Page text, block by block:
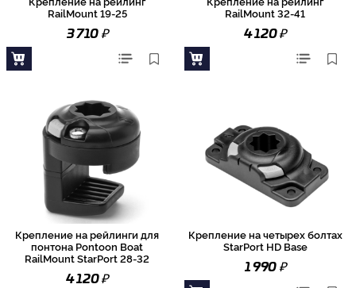
RailMount 19-25
3 710₽
RailMount 32-41
4 120₽
Крепление на рейлинги для
понтона Pontoon Boat
RailMount StarPort 28-32
4 120₽
Крепление на четырех болтах
StarPort HD Base
1 990₽